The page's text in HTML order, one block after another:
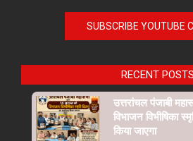
SUBSCRIBE YOUTUBE
RECENT POSTS
उत्तरांचल पंजाबी
विभाजन विभीषिका
किया जाएगा